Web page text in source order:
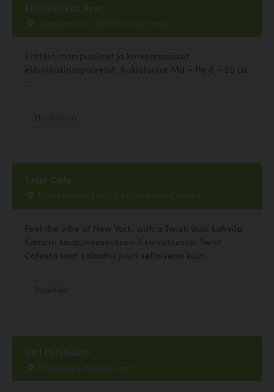
Eläinklinikka Avec
Asentajantie 10, 06150 Porvoo, Porvoo
Erittäin monipuoliset ja korkeatasoiset
eläinlääkintäpalvelut. Aukioloajat Ma – Pe 8 – 20 La
Twist Cafe
Urho Kekkosen katu 1 a, 00100 Helsinki, Helsinki
Feel the vibe of New York, with a Twist! Uusi kahvila
Kampin kauppakeskuksen 2.kerroksessa. Twist
Cafesta saat salaatisi juuri sellaisena kuin...
Ntrl PetHealth
Muskuntie 5, Kalliola , Lahti